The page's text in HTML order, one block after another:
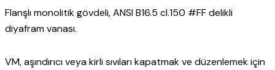
Flanşlı monolitik gövdeli, ANSI B16.5 cl.150 #FF delikli
diyafram vanası.
VM, aşındırıcı veya kirli sıvıları kapatmak ve düzenlemek için